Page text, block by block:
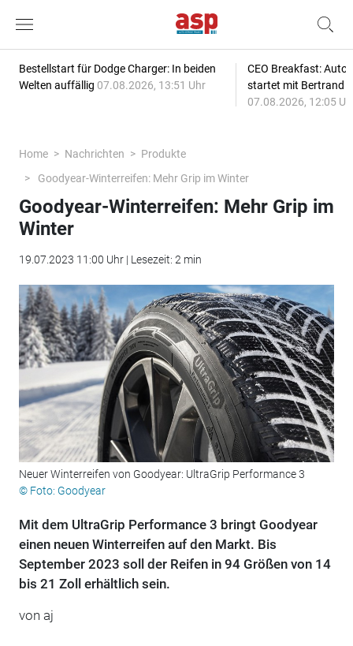
Bestellstart für Dodge Charger: In beiden
Welten auffällig 07.08.2026, 13:51 Uhr
CEO Breakfast:
startet mit Bertrand
07.08.2026, 12:05
Home Nachrichten
Produkte
Goodyear-Winterreifen: Mehr Grip im Winter
Goodyear-Winterreifen: Mehr Grip im
Winter
19.07.2023 11:00 Uhr | Lesezeit: 2 min
Neuer Winterreifen von Goodyear: UltraGrip Performance 3
© Foto: Goodyear
Mit dem UltraGrip Performance 3 bringt Goodyear
einen neuen Winterreifen auf den Markt. Bis
September 2023 soll der Reifen in 94 Größen von 14
bis 21 Zoll erhältlich sein.
von aj